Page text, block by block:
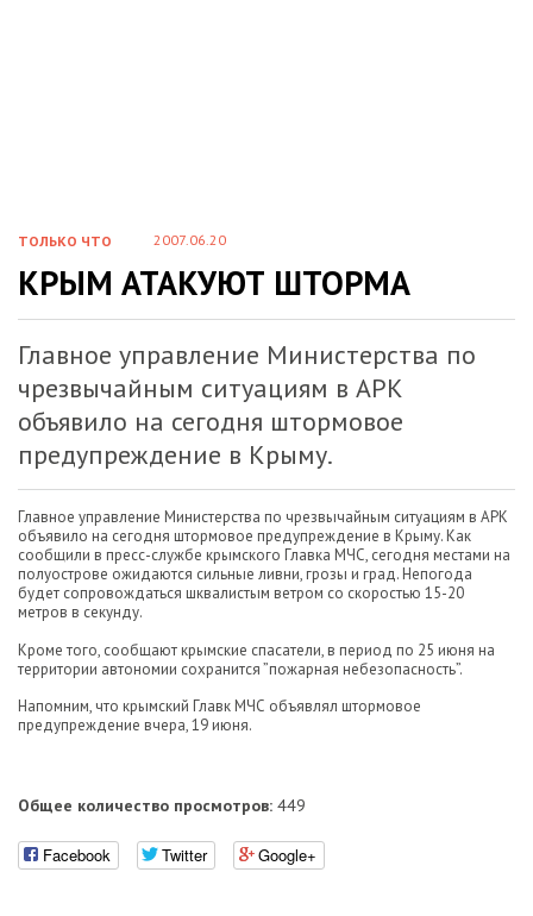
ТОЛЬКО ЧТО 2007.06.20
КРЫМ АТАКУЮТ ШТОРМА
Главное управление Министерства по
чрезвычайным ситуациям в АРК
объявило на сегодня штормовое
предупреждение в Крыму.
Главное управление Министерства по чрезвычайным ситуациям в АРК
объявило на сегодня штормовое предупреждение в Крыму. Как
сообщили в пресс-службе крымского Главка МЧС, сегодня местами на
полуострове ожидаются сильные ливни, грозы и град. Непогода
будет сопровождаться шквалистым ветром со скоростью 15-20
метров в секунду.
Кроме того, сообщают крымские спасатели, в период по 25 июня на
территории автономии сохранится ”пожарная небезопасность”.
Напомним, что крымский Главк МЧС объявлял штормовое
предупреждение вчера, 19 июня.
Общее количество просмотров: 449
Facebook Twitter Google+